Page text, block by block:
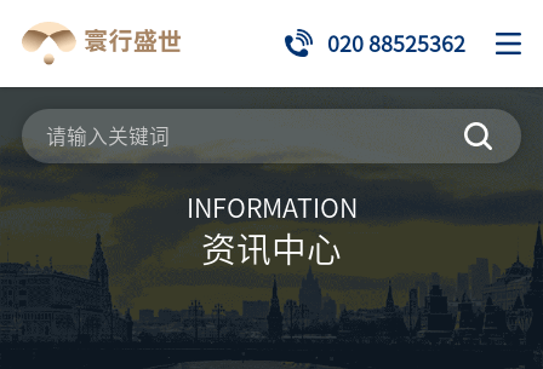
020 88525362
INFORMATION
资讯中心